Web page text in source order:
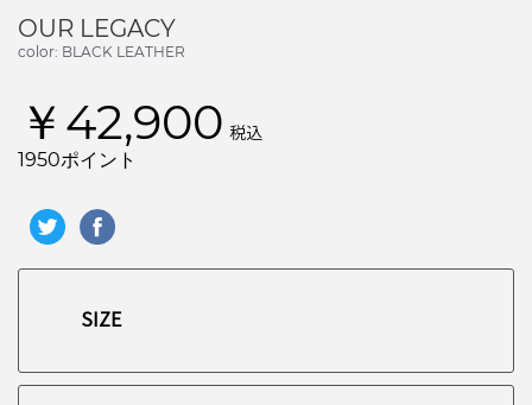
OUR LEGACY
color: BLACK LEATHER
￥42,900 税込
1950ポイント